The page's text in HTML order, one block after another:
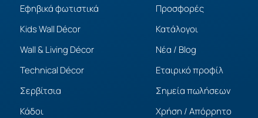
Εφηβικά φωτιστικά
Kids Wall Décor
Wall & Living Décor
Technical Décor
Σερβίτσια
Κάδοι
Προσφορές
Κατάλογοι
Νέα / Blog
Εταιρικό προφίλ
Σημεία πωλήσεων
Χρήση / Απόρρητο